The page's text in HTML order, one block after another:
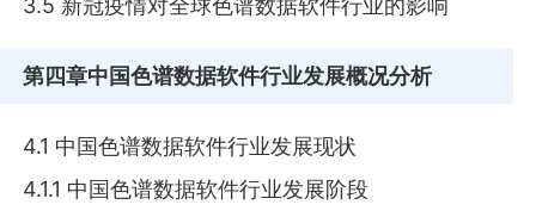
第四章中国色谱数据软件行业发展概况分析
4.1 中国色谱数据软件行业发展现状
4.1.1 中国色谱数据软件行业发展阶段